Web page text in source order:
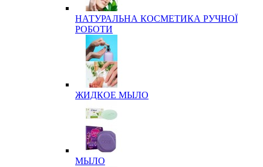
НАТУРАЛЬНА КОСМЕТИКА РУЧНОЇ
РОБОТИ
ЖИДКОЕ МЫЛО
МЫЛО